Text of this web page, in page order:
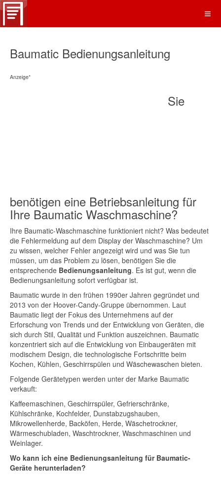
Baumatic Bedienungsanleitung
Anzeige*
Sie
benötigen eine Betriebsanleitung für
Ihre Baumatic Waschmaschine?
Ihre Baumatic-Waschmaschine funktioniert nicht? Was bedeutet
die Fehlermeldung auf dem Display der Waschmaschine? Um
zu wissen, welcher Fehler angezeigt wird und was Sie tun
müssen, um das Problem zu lösen, benötigen Sie die
entsprechende Bedienungsanleitung. Es ist gut, wenn die
Bedienungsanleitung sofort verfügbar ist.
Baumatic wurde in den frühen 1990er Jahren gegründet und
2013 von der Hoover-Candy-Gruppe übernommen. Laut
Baumatic liegt der Fokus des Unternehmens auf der
Erforschung von Trends und der Entwicklung von Geräten, die
sich durch Stil, Qualität und Funktion auszeichnen. Baumatic
konzentriert sich auf die Entwicklung von Einbaugeräten mit
modischem Design, die technologische Fortschritte beim
Kochen, Kühlen, Geschirrspülen und Wäschewaschen bieten.
Folgende Gerätetypen werden unter der Marke Baumatic
verkauft:
Kaffeemaschinen, Geschirrspüler, Gefrierschränke,
Kühlschränke, Kochfelder, Dunstabzugshauben,
Mikrowellenherde, Backöfen, Herde, Wäschetrockner,
Wärmeschubladen, Waschtrockner, Waschmaschinen und
Weinlager.
Wo kann ich eine Bedienungsanleitung für Baumatic-
Geräte herunterladen?